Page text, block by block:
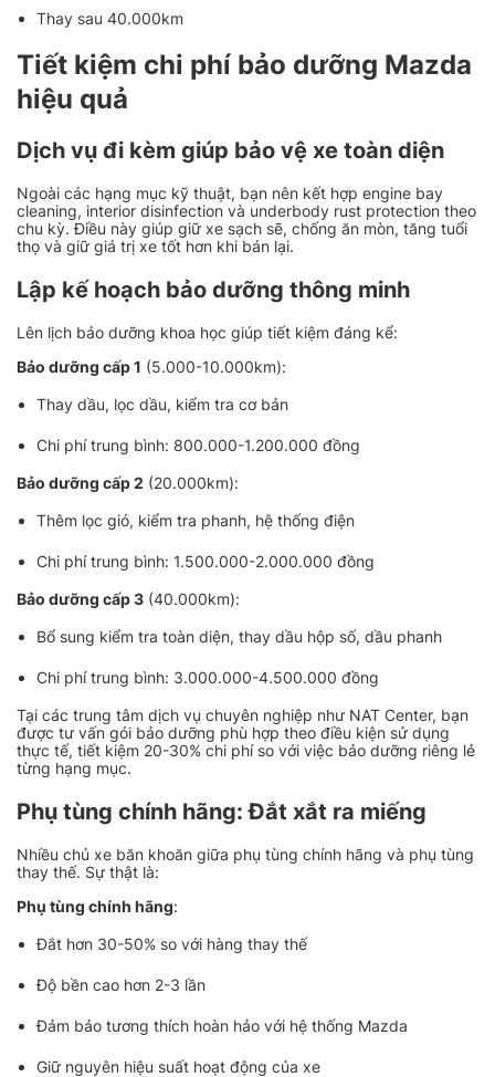
Thay sau 40.000km
Tiết kiệm chi phí bảo dưỡng Mazda
hiệu quả
Dịch vụ đi kèm giúp bảo vệ xe toàn diện
Ngoài các hạng mục kỹ thuật, bạn nên kết hợp engine bay
cleaning, interior disinfection và underbody rust protection theo
chu kỳ. Điều này giúp giữ xe sạch sẽ, chống ăn mòn, tăng tuổi
thọ và giữ giá trị xe tốt hơn khi bán lại.
Lập kế hoạch bảo dưỡng thông minh
Lên lịch bảo dưỡng khoa học giúp tiết kiệm đáng kể:
Bảo dưỡng cấp 1 (5.000-10.000km):
Thay dầu, lọc dầu, kiểm tra cơ bản
Chi phí trung bình: 800.000-1.200.000 đồng
Bảo dưỡng cấp 2 (20.000km):
Thêm lọc gió, kiểm tra phanh, hệ thống điện
Chi phí trung bình: 1.500.000-2.000.000 đồng
Bảo dưỡng cấp 3 (40.000km):
Bổ sung kiểm tra toàn diện, thay dầu hộp số, dầu phanh
Chi phí trung bình: 3.000.000-4.500.000 đồng
Tại các trung tâm dịch vụ chuyên nghiệp như NAT Center, bạn
được tư vấn gói bảo dưỡng phù hợp theo điều kiện sử dụng
thực tế, tiết kiệm 20-30% chi phí so với việc bảo dưỡng riêng lẻ
từng hạng mục.
Phụ tùng chính hãng: Đắt xắt ra miếng
Nhiều chủ xe băn khoăn giữa phụ tùng chính hãng và phụ tùng
thay thế. Sự thật là:
Phụ tùng chính hãng:
Đắt hơn 30-50% so với hàng thay thế
Độ bền cao hơn 2-3 lần
Đảm bảo tương thích hoàn hảo với hệ thống Mazda
Giữ nguyên hiệu suất hoạt động của xe